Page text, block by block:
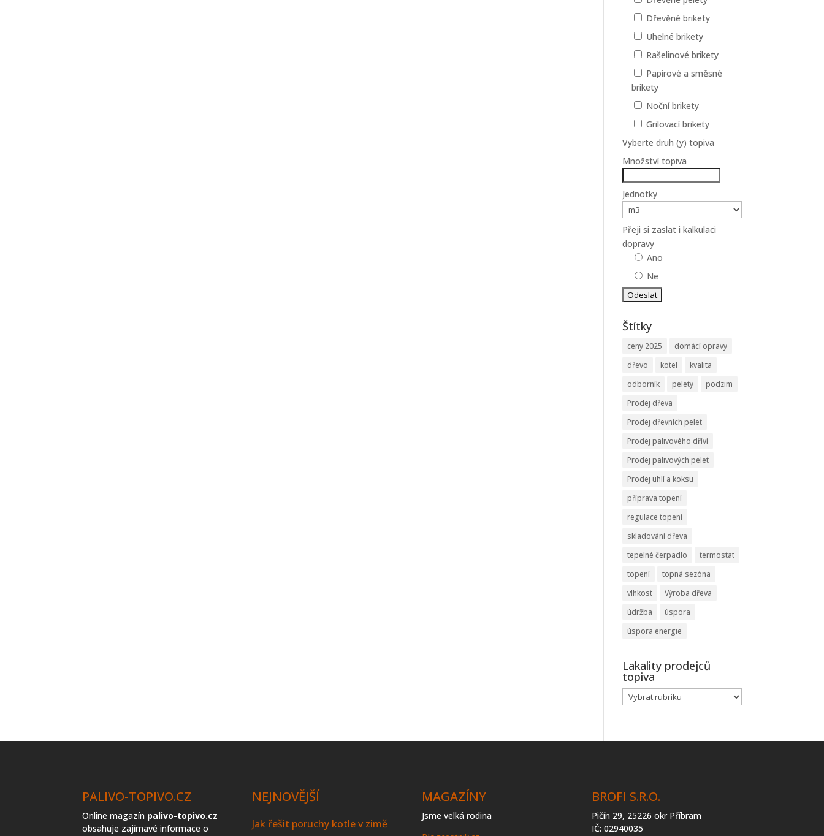
Dřevěné brikety
Uhelné brikety
Rašelinové brikety
Papírové a směsné
brikety
Noční brikety
Grilovací brikety
Vyberte druh (y) topiva
Množství topiva
Jednotky
Přeji si zaslat i kalkulaci
dopravy
Ano
Ne
Štítky
ceny 2025
domácí opravy
dřevo
kotel
kvalita
odborník
pelety
podzim
Prodej dřeva
Prodej dřevních pelet
Prodej palivového dříví
Prodej palivových pelet
Prodej uhlí a koksu
příprava topení
regulace topení
skladování dřeva
tepelné čerpadlo
termostat
topení
topná sezóna
vlhkost
Výroba dřeva
údržba
úspora
úspora energie
Lakality prodejců
topiva
Lakality
prodejců
PALIVO-TOPIVO.CZ
Online magazín palivo-topivo.cz
obsahuje zajímavé informace o
NEJNOVĚJŠÍ
Jak řešit poruchy kotle v zimě
MAGAZÍNY
Jsme velká rodina
BROFI S.R.O.
Pičín 29, 25226 okr Příbram
IČ: 02940035